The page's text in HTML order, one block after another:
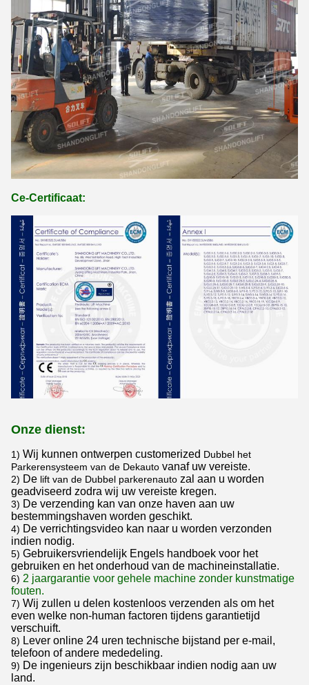
Ce-Certificaat:
Onze dienst:
1) Wij kunnen ontwerpen customerized Dubbel het
Parkerensysteem van de Dekauto vanaf uw vereiste.
2) De lift van de Dubbel parkerenauto zal aan u worden
geadviseerd zodra wij uw vereiste kregen.
3) De verzending kan van onze haven aan uw
bestemmingshaven worden geschikt.
4) De verrichtingsvideo kan naar u worden verzonden
indien nodig.
5) Gebruikersvriendelijk Engels handboek voor het
gebruiken en het onderhoud van de machineinstallatie.
6) 2 jaargarantie voor gehele machine zonder kunstmatige
fouten.
7) Wij zullen u delen kostenloos verzenden als om het
even welke non-human factoren tijdens garantietijd
verschuift.
8) Lever online 24 uren technische bijstand per e-mail,
telefoon of andere mededeling.
9) De ingenieurs zijn beschikbaar indien nodig aan uw
land.